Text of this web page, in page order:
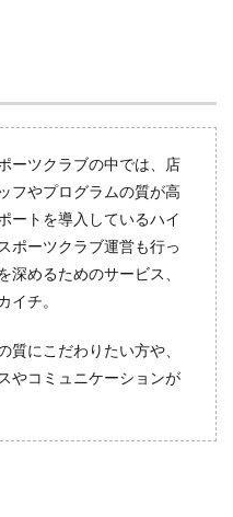
ーツクラブの中では、店
フやプログラムの質が高
ートを導入しているハイ
ポーツクラブ運営も行っ
深めるためのサービス、
イチ。
質にこだわりたい方や、
やコミュニケーションが